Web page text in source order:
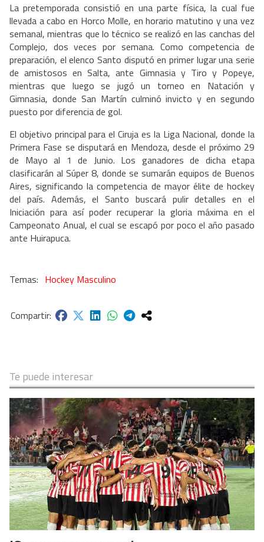
La pretemporada consistió en una parte física, la cual fue
llevada a cabo en Horco Molle, en horario matutino y una vez
semanal, mientras que lo técnico se realizó en las canchas del
Complejo, dos veces por semana. Como competencia de
preparación, el elenco Santo disputó en primer lugar una serie
de amistosos en Salta, ante Gimnasia y Tiro y Popeye,
mientras que luego se jugó un torneo en Natación y
Gimnasia, donde San Martín culminó invicto y en segundo
puesto por diferencia de gol.
El objetivo principal para el Ciruja es la Liga Nacional, donde la
Primera Fase se disputará en Mendoza, desde el próximo 29
de Mayo al 1 de Junio. Los ganadores de dicha etapa
clasificarán al Súper 8, donde se sumarán equipos de Buenos
Aires, significando la competencia de mayor élite de hockey
del país. Además, el Santo buscará pulir detalles en el
Iniciación para así poder recuperar la gloria máxima en el
Campeonato Anual, el cual se escapó por poco el año pasado
ante Huirapuca.
Hockey Masculino
Te puede interesar